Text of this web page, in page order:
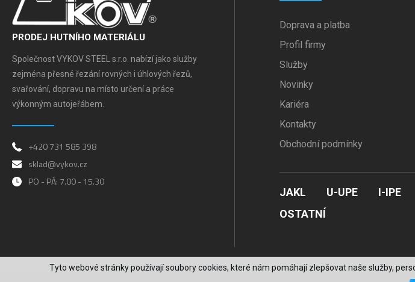
Tyto webové stránky používají soubory cookies, které nám pomáhají zlepšovat naše služby,
PRODEJ HUTNÍHO MATERIÁLU
Společnost VYKOV STEEL s.r.o. nabízí jako služby
zejména přesné řezání rovných i úhlových řezů,
svařování, dopravu na místo určení a práce
výkonným autojeřábem.
+420 731 585 398
sklad@vykov.cz
PO - PÁ: 7.00 - 15.30
Doprava a platba
Profil firmy
Služby
Novinky
Kariéra
Kontakty
Obchodní podmínky
JAKL U-UPE I-IPE
OSTATNÍ